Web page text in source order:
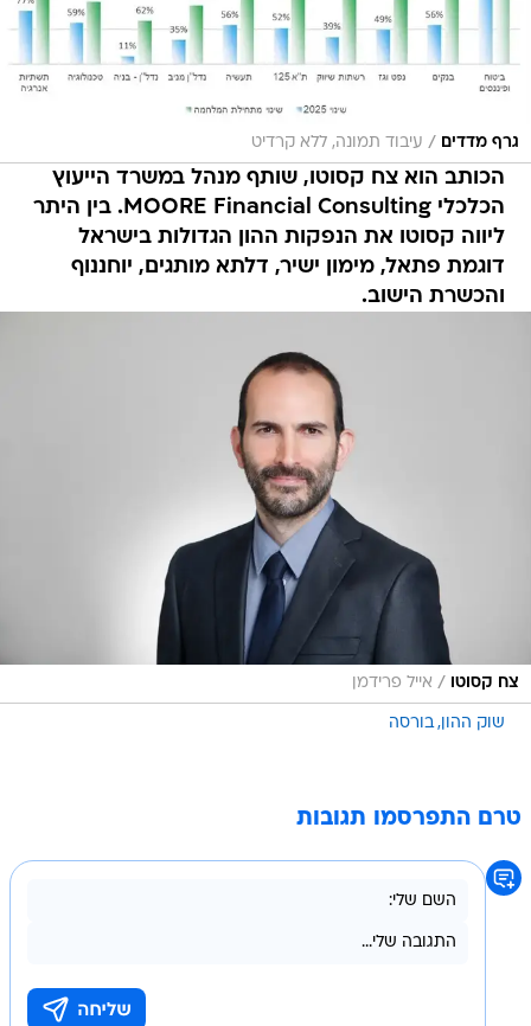
גרף מדדים / עיבוד תמונה, ללא קרדיט
הכותב הוא צח קסוטו, שותף מנהל במשרד הייעוץ
הכלכלי MOORE Financial Consulting. בין היתר
ליווה קסוטו את הנפקות ההון הגדולות בישראל
דוגמת פתאל, מימון ישיר, דלתא מותגים, יוחננוף
והכשרת הישוב.
צח קסוטו / אייל פרידמן
שוק ההון בורסה
טרם התפרסמו תגובות